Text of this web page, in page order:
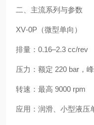
二、主流系列与参数
XV‑0P（微型单向）
排量：0.16–2.3 cc/rev
压力：额定 220 bar，
转速：最高 9000 rpm
应用：润滑、小型液压